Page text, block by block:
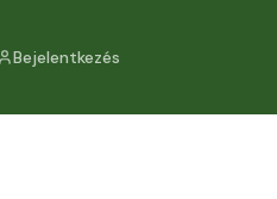
Bejelentkezés